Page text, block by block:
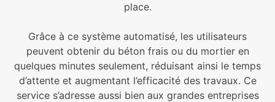
place.
Grâce à ce système automatisé, les utilisateurs
peuvent obtenir du béton frais ou du mortier en
quelques minutes seulement, réduisant ainsi le temps
d’attente et augmentant l’efficacité des travaux. Ce
service s’adresse aussi bien aux grandes entreprises